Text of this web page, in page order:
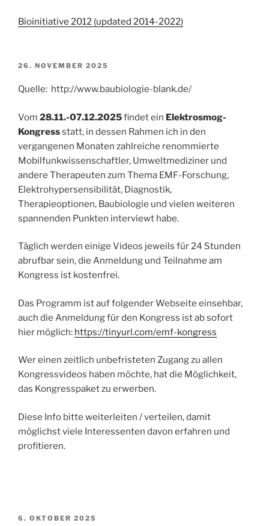
Bioinitiative 2012 (updated 2014-2022)
VERÖFFENTLICHT
26. NOVEMBER 2025
Quelle: http://www.baubiologie-blank.de/
Vom 28.11.-07.12.2025findet ein Elektrosmog-
Kongressstatt, in dessen Rahmen ich in den
vergangenen Monaten zahlreiche renommierte
Mobilfunkwissenschaftler, Umweltmediziner und
andere Therapeuten zum Thema EMF-Forschung,
Elektrohypersensibilität, Diagnostik,
Therapieoptionen, Baubiologie und vielen weiteren
spannenden Punkten interviewt habe.
Täglich werden einige Videos jeweils für 24 Stunden
abrufbar sein, die Anmeldung und Teilnahme am
Kongress ist kostenfrei.
Das Programm ist auf folgender Webseite einsehbar,
auch die Anmeldung für den Kongress ist ab sofort
hier möglich: https://tinyurl.com/emf-kongress
Wer einen zeitlich unbefristeten Zugang zu allen
Kongressvideos haben möchte, hat die Möglichkeit,
das Kongresspaket zu erwerben.
Diese Info bitte weiterleiten / verteilen, damit
möglichst viele Interessenten davon erfahren und
profitieren.
VERÖFFENTLICHT
6. OKTOBER 2025